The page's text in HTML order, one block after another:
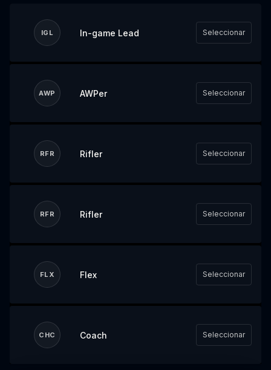
IGL In-game Lead Seleccionar
AWP AWPer Seleccionar
RFR Rifler Seleccionar
RFR Rifler Seleccionar
FLX Flex Seleccionar
CHC Coach Seleccionar